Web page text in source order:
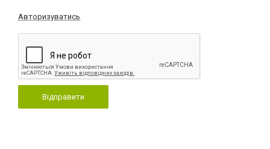
Авторизуватись
Відправити